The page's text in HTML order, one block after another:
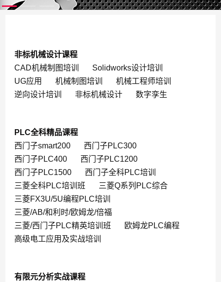
非标机械设计课程
CAD机械制图培训
Solidworks设计培训
UG应用
机械制图培训
机械工程师培训
逆向设计培训
非标机械设计 数字孪生
PLC全科精品课程
西门子smart200
西门子PLC300
西门子PLC400
西门子PLC1200
西门子PLC1500
西门子全科PLC培训
三菱全科PLC培训班
三菱Q系列PLC综合
三菱FX3U/5U编程PLC培训
三菱/AB/和利时/欧姆龙/倍福
三菱/西门子PLC精英培训班
欧姆龙PLC编程
高级电工应用及实战培训
有限元分析实战课程